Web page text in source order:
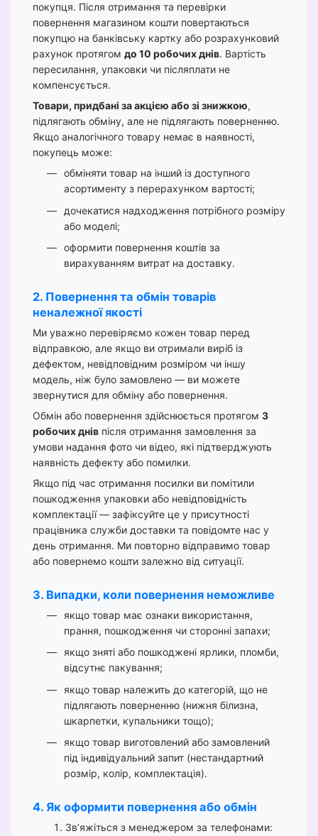
покупця. Після отримання та перевірки
повернення магазином кошти повертаються
покупцю на банківську картку або розрахунковий
рахунок протягом до 10 робочих днів. Вартість
пересилання, упаковки чи післяплати не
компенсується.
Товари, придбані за акцією або зі знижкою,
підлягають обміну, але не підлягають поверненню.
Якщо аналогічного товару немає в наявності,
покупець може:
обміняти товар на інший із доступного
асортименту з перерахунком вартості;
дочекатися надходження потрібного розміру
або моделі;
оформити повернення коштів за
вирахуванням витрат на доставку.
2. Повернення та обмін товарів
неналежної якості
Ми уважно перевіряємо кожен товар перед
відправкою, але якщо ви отримали виріб із
дефектом, невідповідним розміром чи іншу
модель, ніж було замовлено — ви можете
звернутися для обміну або повернення.
Обмін або повернення здійснюється протягом 3
робочих днів після отримання замовлення за
умови надання фото чи відео, які підтверджують
наявність дефекту або помилки.
Якщо під час отримання посилки ви помітили
пошкодження упаковки або невідповідність
комплектації — зафіксуйте це у присутності
працівника служби доставки та повідомте нас у
день отримання. Ми повторно відправимо товар
або повернемо кошти залежно від ситуації.
3. Випадки, коли повернення неможливе
якщо товар має ознаки використання,
прання, пошкодження чи сторонні запахи;
якщо зняті або пошкоджені ярлики, пломби,
відсутнє пакування;
якщо товар належить до категорій, що не
підлягають поверненню (нижня білизна,
шкарпетки, купальники тощо);
якщо товар виготовлений або замовлений
під індивідуальний запит (нестандартний
розмір, колір, комплектація).
4. Як оформити повернення або обмін
Зв’яжіться з менеджером за телефонами: